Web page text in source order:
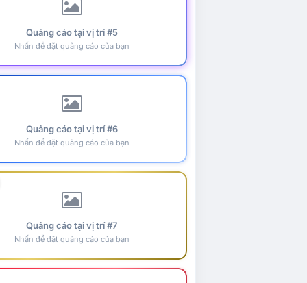
Quảng cáo tại vị trí #5
Nhấn để đặt quảng cáo của bạn
Quảng cáo tại vị trí #6
Nhấn để đặt quảng cáo của bạn
Quảng cáo tại vị trí #7
Nhấn để đặt quảng cáo của bạn